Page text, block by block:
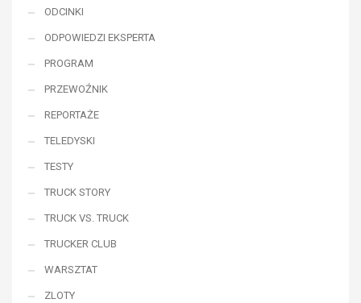
ODCINKI
ODPOWIEDZI EKSPERTA
PROGRAM
PRZEWOŹNIK
REPORTAŻE
TELEDYSKI
TESTY
TRUCK STORY
TRUCK VS. TRUCK
TRUCKER CLUB
WARSZTAT
ZLOTY